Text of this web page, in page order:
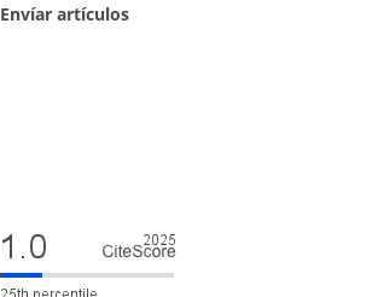
Envíar artículos